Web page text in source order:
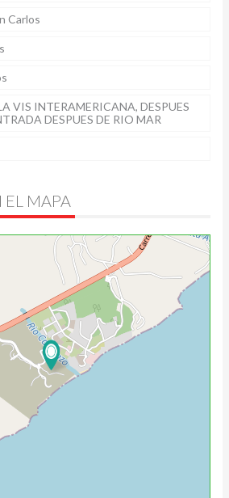
Carlos
VIS INTERAMERICANA, DESPUES
DESPUES DE RIO MAR
EL MAPA